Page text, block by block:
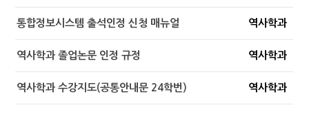
통합정보시스템 출석인정 신청 매뉴얼 역사학과
역사학과 졸업논문 인정 규정 역사학과
역사학과 수강지도(공통안내문 24학번) 역사학과